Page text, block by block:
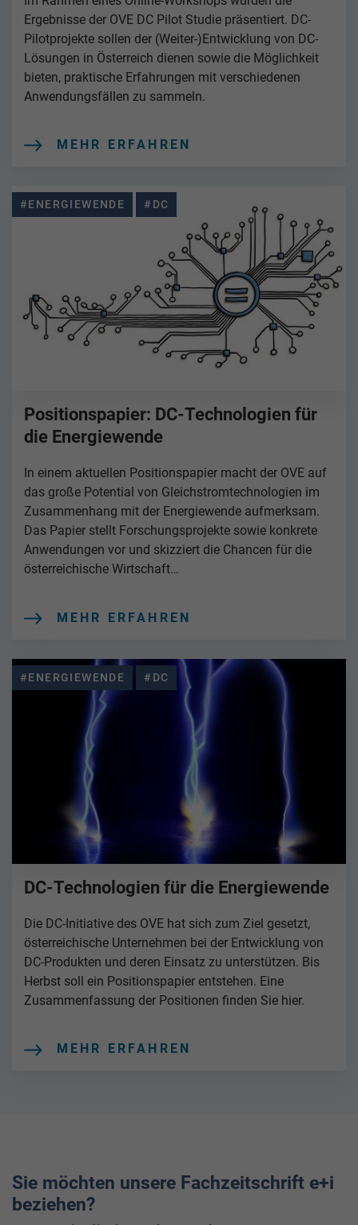
Ergebnisse der OVE DC Pilot Studie präsentiert. DC-
Pilotprojekte sollen der (Weiter-)Entwicklung von DC-
Lösungen in Österreich dienen sowie die Möglichkeit
bieten, praktische Erfahrungen mit verschiedenen
Anwendungsfällen zu sammeln.
MEHR ERFAHREN
#ENERGIEWENDE #DC
Positionspapier: DC-Technologien für
die Energiewende
In einem aktuellen Positionspapier macht der OVE auf
das große Potential von Gleichstromtechnologien im
Zusammenhang mit der Energiewende aufmerksam.
Das Papier stellt Forschungsprojekte sowie konkrete
Anwendungen vor und skizziert die Chancen für die
österreichische Wirtschaft…
MEHR ERFAHREN
#ENERGIEWENDE #DC
DC-Technologien für die Energiewende
Die DC-Initiative des OVE hat sich zum Ziel gesetzt,
österreichische Unternehmen bei der Entwicklung von
DC-Produkten und deren Einsatz zu unterstützen. Bis
Herbst soll ein Positionspapier entstehen. Eine
Zusammenfassung der Positionen finden Sie hier.
MEHR ERFAHREN
Sie möchten unsere Fachzeitschrift e+i
beziehen?